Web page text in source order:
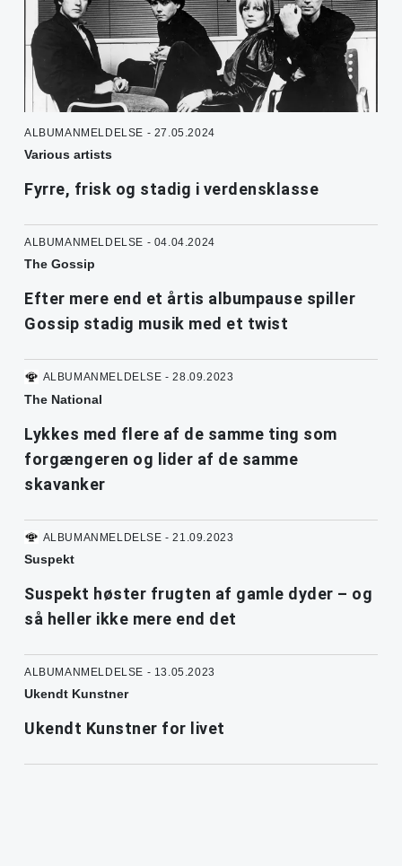
ALBUMANMELDELSE - 27.05.2024
Various artists
Fyrre, frisk og stadig i verdensklasse
ALBUMANMELDELSE - 04.04.2024
The Gossip
Efter mere end et årtis albumpause spiller
Gossip stadig musik med et twist
ALBUMANMELDELSE - 28.09.2023
The National
Lykkes med flere af de samme ting som
forgængeren og lider af de samme
skavanker
ALBUMANMELDELSE - 21.09.2023
Suspekt
Suspekt høster frugten af gamle dyder – og
så heller ikke mere end det
ALBUMANMELDELSE - 13.05.2023
Ukendt Kunstner
Ukendt Kunstner for livet